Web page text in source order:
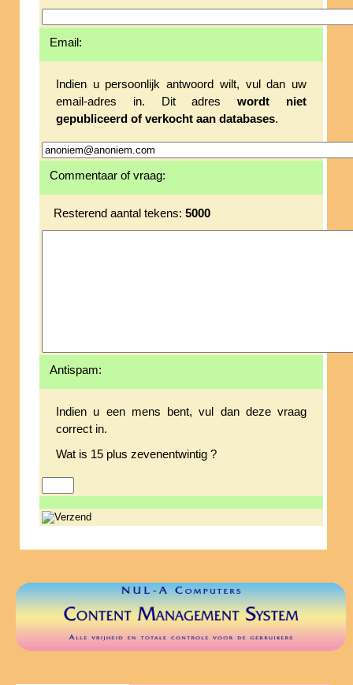
Email:
Indien u persoonlijk antwoord wilt, vul dan uw
email-adres in. Dit adreswordt niet
gepubliceerd of verkocht aan databases.
Commentaar of vraag:
Resterend aantal tekens: 5000
Antispam:
Indien u een mens bent, vul dan deze vraag
correct in.
Wat is 15 plus zevenentwintig ?